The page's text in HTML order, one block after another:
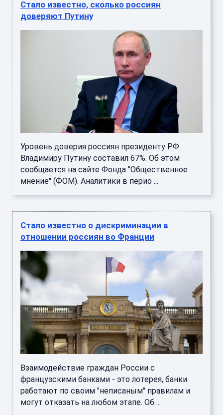
Уровень доверия россиян президенту РФ
Владимиру Путину составил 67%. Об этом
сообщается на сайте Фонда "Общественное
мнение" (ФОМ). Аналитики в перио ...
Стало известно о дискриминации в
отношении россиян во Франции
Взаимодействие граждан России с
французскими банками - это лотерея, банки
работают по своим "неписаным" правилам и
могут отказать на любом этапе. Об ...
Стало известно, сколько россиян
регулярно нарушают ПДД